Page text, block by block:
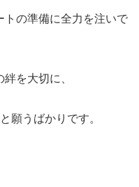
トの準備に全力を注いで
を大切に、
願うばかりです。